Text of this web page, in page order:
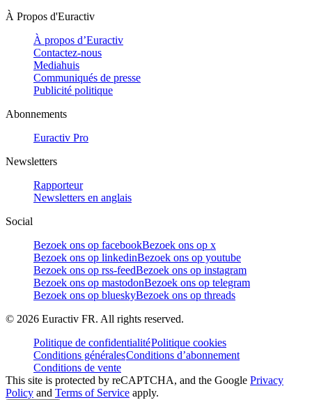
À Propos d'Euractiv
À propos d’Euractiv
Contactez-nous
Mediahuis
Communiqués de presse
Publicité politique
Abonnements
Euractiv Pro
Newsletters
Rapporteur
Newsletters en anglais
Social
Bezoek ons op facebookBezoek ons op x
Bezoek ons op linkedinBezoek ons op youtube
Bezoek ons op rss-feedBezoek ons op instagram
Bezoek ons op mastodonBezoek ons op telegram
Bezoek ons op blueskyBezoek ons op threads
© 2026 Euractiv FR. All rights reserved.
Politique de confidentialitéPolitique cookies
Conditions généralesConditions d’abonnement
Conditions de vente
This site is protected by reCAPTCHA, and the Google Privacy
Policy and Terms of Service apply.